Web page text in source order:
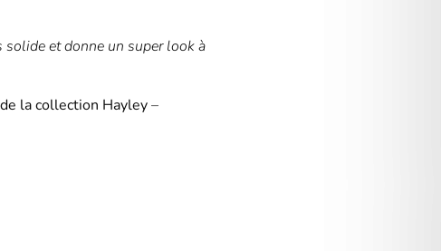
solide et donne un super look à
la collection Hayley–